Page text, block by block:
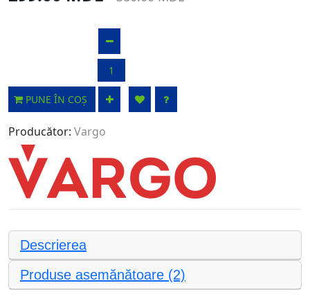
PUNE ÎN COȘ
Producător: Vargo
Descrierea
Produse asemănătoare (2)